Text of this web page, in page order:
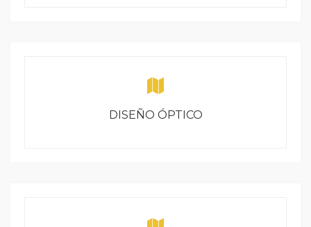
DISEÑO ÓPTICO